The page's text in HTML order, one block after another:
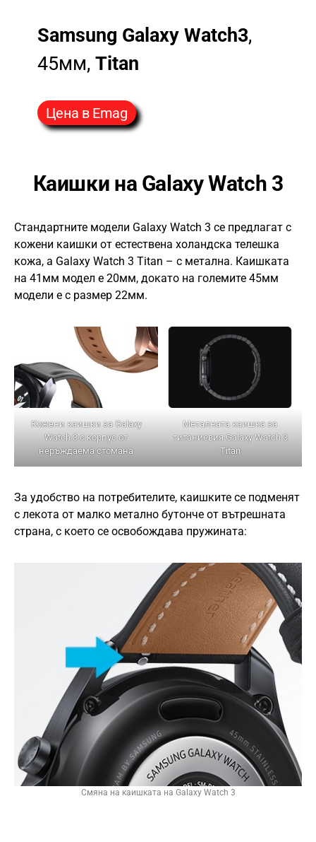
Samsung Galaxy Watch3,
45мм, Titan
Цена в Emag
Каишки на Galaxy Watch 3
Стандартните модели Galaxy Watch 3 се предлагат с
кожени каишки от естествена холандска телешка
кожа, а Galaxy Watch 3 Titan – с метална. Каишката
на 41мм модел е 20мм, докато на големите 45мм
модели е с размер 22мм.
Кожени каишки за Galaxy
Watch 3 с корпус от
неръждаема стомана
Металната каишка за
титаниевия Galaxy Watch 3
Titan
За удобство на потребителите, каишките се подменят
с лекота от малко метално бутонче от вътрешната
страна, с което се освобождава пружината:
Смяна на каишката на Galaxy Watch 3